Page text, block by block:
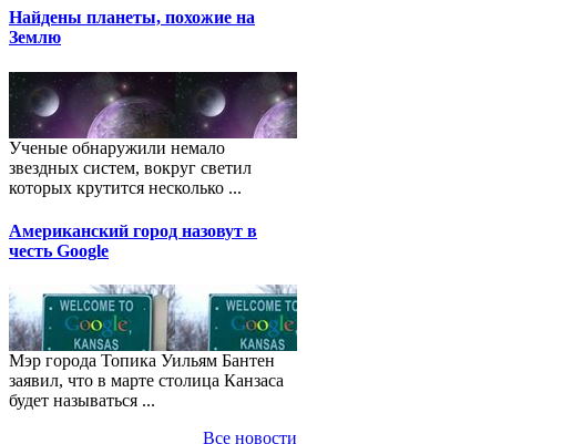
Найдены планеты, похожие на
Землю
Ученые обнаружили немало
звездных систем, вокруг светил
которых крутится несколько ...
Американский город назовут в
честь Google
Мэр города Топика Уильям Бантен
заявил, что в марте столица Канзаса
будет называться ...
Все новости